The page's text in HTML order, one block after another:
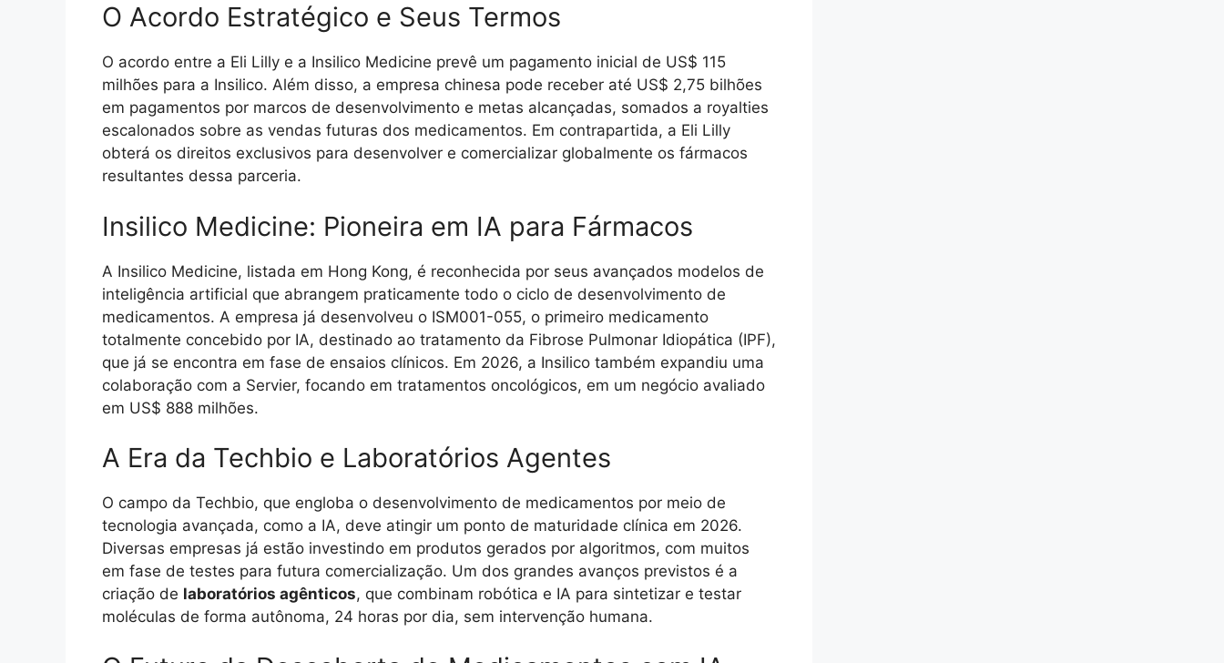
O Acordo Estratégico e Seus Termos
O acordo entre a Eli Lilly e a Insilico Medicine prevê um pagamento inicial de US$ 115
milhões para a Insilico. Além disso, a empresa chinesa pode receber até US$ 2,75 bilhões
em pagamentos por marcos de desenvolvimento e metas alcançadas, somados a royalties
escalonados sobre as vendas futuras dos medicamentos. Em contrapartida, a Eli Lilly
obterá os direitos exclusivos para desenvolver e comercializar globalmente os fármacos
resultantes dessa parceria.
Insilico Medicine: Pioneira em IA para Fármacos
A Insilico Medicine, listada em Hong Kong, é reconhecida por seus avançados modelos de
inteligência artificial que abrangem praticamente todo o ciclo de desenvolvimento de
medicamentos. A empresa já desenvolveu o ISM001-055, o primeiro medicamento
totalmente concebido por IA, destinado ao tratamento da Fibrose Pulmonar Idiopática (IPF),
que já se encontra em fase de ensaios clínicos. Em 2026, a Insilico também expandiu uma
colaboração com a Servier, focando em tratamentos oncológicos, em um negócio avaliado
em US$ 888 milhões.
A Era da Techbio e Laboratórios Agentes
O campo da Techbio, que engloba o desenvolvimento de medicamentos por meio de
tecnologia avançada, como a IA, deve atingir um ponto de maturidade clínica em 2026.
Diversas empresas já estão investindo em produtos gerados por algoritmos, com muitos
em fase de testes para futura comercialização. Um dos grandes avanços previstos é a
criação de laboratórios agênticos, que combinam robótica e IA para sintetizar e testar
moléculas de forma autônoma, 24 horas por dia, sem intervenção humana.